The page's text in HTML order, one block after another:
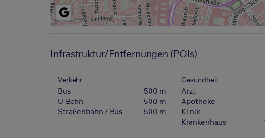
Infrastruktur/Entfernungen (POIs)
Verkehr
Bus
500 m
U-Bahn
500 m
Straßenbahn / Bus
500 m
Gesundheit
Arzt
Apotheke
Klinik
Krankenhaus